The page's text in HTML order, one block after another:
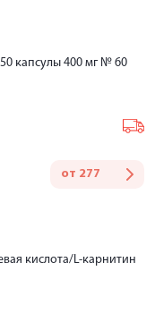
капсулы 400 мг № 60
от 277
кислота/L-карнитин